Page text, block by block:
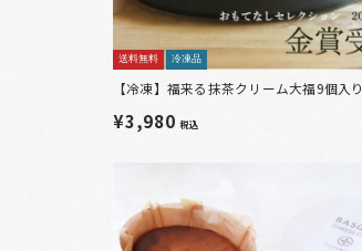
送料無料 冷凍品
【冷凍】福来る抹茶クリーム大福9個入り
¥3,980税込